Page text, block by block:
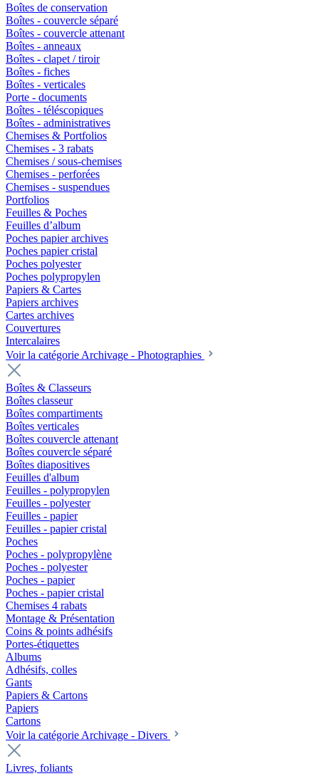
Boîtes de conservation
Boîtes - couvercle séparé
Boîtes - couvercle attenant
Boîtes - anneaux
Boîtes - clapet / tiroir
Boîtes - fiches
Boîtes - verticales
Porte - documents
Boîtes - téléscopiques
Boîtes - administratives
Chemises & Portfolios
Chemises - 3 rabats
Chemises / sous-chemises
Chemises - perforées
Chemises - suspendues
Portfolios
Feuilles & Poches
Feuilles d’album
Poches papier archives
Poches papier cristal
Poches polyester
Poches polypropylen
Papiers & Cartes
Papiers archives
Cartes archives
Couvertures
Intercalaires
Voir la catégorie Archivage - Photographies
Boîtes & Classeurs
Boîtes classeur
Boîtes compartiments
Boîtes verticales
Boîtes couvercle attenant
Boîtes couvercle séparé
Boîtes diapositives
Feuilles d'album
Feuilles - polypropylen
Feuilles - polyester
Feuilles - papier
Feuilles - papier cristal
Poches
Poches - polypropylène
Poches - polyester
Poches - papier
Poches - papier cristal
Chemises 4 rabats
Montage & Présentation
Coins & points adhésifs
Portes-étiquettes
Albums
Adhésifs, colles
Gants
Papiers & Cartons
Papiers
Cartons
Voir la catégorie Archivage - Divers
Livres, foliants